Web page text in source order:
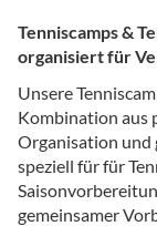
Tenniscamps &
organisiert für
Unsere
Kombination aus
Organisation und
speziell für für
gemeinsamer